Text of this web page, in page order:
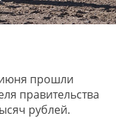
прошли
правительства
рублей.